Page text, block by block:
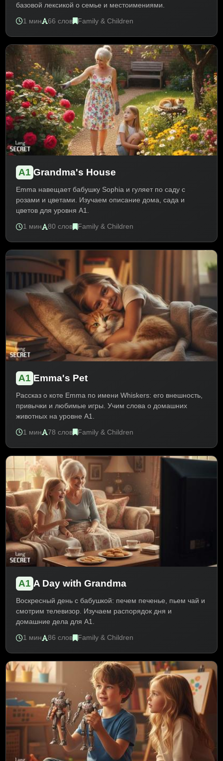
базовой лексикой о семье и местоимениями.
1 мин 66 слов Family & Children
A1 Grandma's House
Emma навещает бабушку Sophia и гуляет по саду с
розами и цветами. Изучаем описание дома, сада и
цветов для уровня A1.
1 мин 80 слов Family & Children
A1 Emma's Pet
Рассказ о коте Emma по имени Whiskers: его внешность,
привычки и любимые игры. Учим слова о домашних
животных на уровне A1.
1 мин 78 слов Family & Children
A1 A Day with Grandma
Воскресный день с бабушкой: печем печенье, пьем чай и
смотрим телевизор. Изучаем распорядок дня и
домашние дела для A1.
1 мин 86 слов Family & Children